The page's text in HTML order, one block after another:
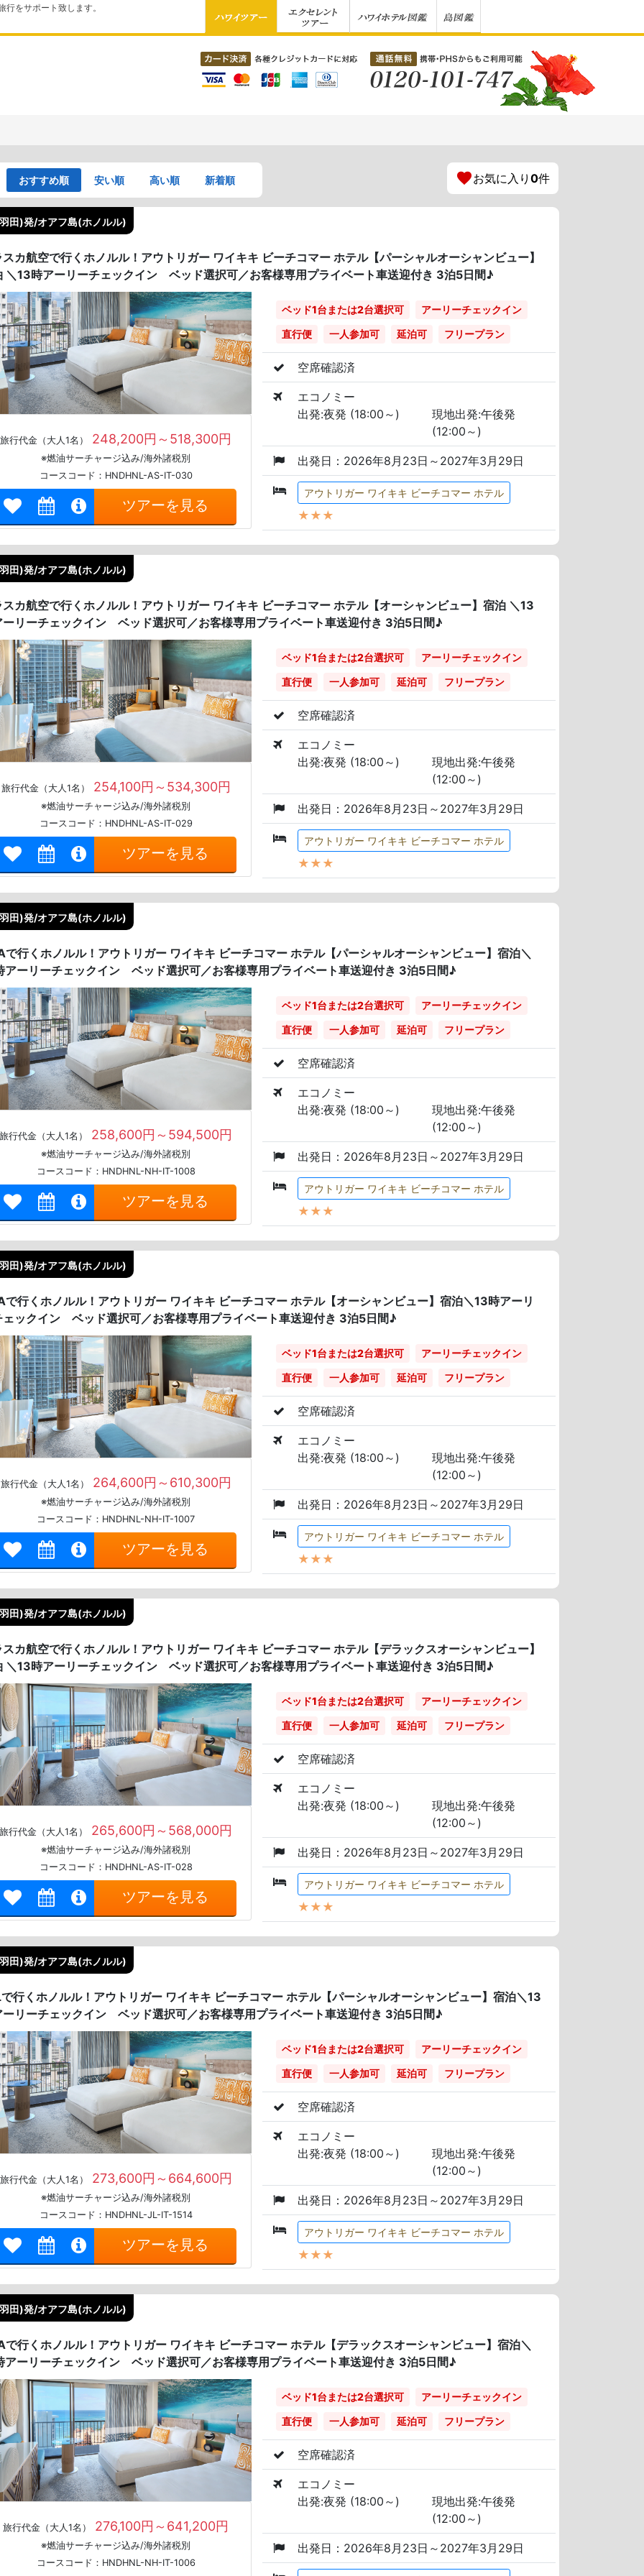
をサポート致します。
おすすめ順 安い順 高い順 新着順 お気に入り 0件
田)発/オアフ島(ホノルル)
カ航空で行くホノルル！アウトリガー ワイキキ ビーチコマー ホテル【パーシャルオーシャンビュー】
＼13時アーリーチェックイン ベッド選択可／お客様専用プライベート車送迎付き 3泊5日間♪
旅行代金（大人1名） 248,200円～518,300円
※燃油サーチャージ込み/海外諸税別
コースコード：HNDHNL-AS-IT-030
ツアーを見る
ベッド1台または2台選択可
アーリーチェックイン
直行便
一人参加可 延泊可 フリープラン
空席確認済
エコノミー
出発:夜発 (18:00～)
現地出発:午後発
(12:00～)
出発日：2026年8月23日～2027年3月29日
アウトリガー ワイキキ ビーチコマー ホテル
★★★
田)発/オアフ島(ホノルル)
スカ航空で行くホノルル！アウトリガー ワイキキ ビーチコマー ホテル【オーシャンビュー】宿泊 ＼13
ーリーチェックイン ベッド選択可／お客様専用プライベート車送迎付き 3泊5日間♪
旅行代金（大人1名） 254,100円～534,300円
※燃油サーチャージ込み/海外諸税別
コースコード：HNDHNL-AS-IT-029
ツアーを見る
ベッド1台または2台選択可
アーリーチェックイン
直行便
一人参加可 延泊可 フリープラン
空席確認済
エコノミー
出発:夜発 (18:00～)
現地出発:午後発
(12:00～)
出発日：2026年8月23日～2027年3月29日
アウトリガー ワイキキ ビーチコマー ホテル
★★★
田)発/オアフ島(ホノルル)
で行くホノルル！アウトリガー ワイキキ ビーチコマー ホテル【パーシャルオーシャンビュー】宿泊＼
アーリーチェックイン ベッド選択可／お客様専用プライベート車送迎付き 3泊5日間♪
旅行代金（大人1名） 258,600円～594,500円
※燃油サーチャージ込み/海外諸税別
コースコード：HNDHNL-NH-IT-1008
ツアーを見る
ベッド1台または2台選択可
アーリーチェックイン
直行便
一人参加可 延泊可 フリープラン
空席確認済
エコノミー
出発:夜発 (18:00～)
現地出発:午後発
(12:00～)
出発日：2026年8月23日～2027年3月29日
アウトリガー ワイキキ ビーチコマー ホテル
★★★
田)発/オアフ島(ホノルル)
で行くホノルル！アウトリガー ワイキキ ビーチコマー ホテル【オーシャンビュー】宿泊＼13時アーリ
ェックイン ベッド選択可／お客様専用プライベート車送迎付き 3泊5日間♪
旅行代金（大人1名） 264,600円～610,300円
※燃油サーチャージ込み/海外諸税別
コースコード：HNDHNL-NH-IT-1007
ツアーを見る
ベッド1台または2台選択可
アーリーチェックイン
直行便
一人参加可 延泊可 フリープラン
空席確認済
エコノミー
出発:夜発 (18:00～)
現地出発:午後発
(12:00～)
出発日：2026年8月23日～2027年3月29日
アウトリガー ワイキキ ビーチコマー ホテル
★★★
田)発/オアフ島(ホノルル)
カ航空で行くホノルル！アウトリガー ワイキキ ビーチコマー ホテル【デラックスオーシャンビュー】
＼13時アーリーチェックイン ベッド選択可／お客様専用プライベート車送迎付き 3泊5日間♪
旅行代金（大人1名） 265,600円～568,000円
※燃油サーチャージ込み/海外諸税別
コースコード：HNDHNL-AS-IT-028
ツアーを見る
ベッド1台または2台選択可
アーリーチェックイン
直行便
一人参加可 延泊可 フリープラン
空席確認済
エコノミー
出発:夜発 (18:00～)
現地出発:午後発
(12:00～)
出発日：2026年8月23日～2027年3月29日
アウトリガー ワイキキ ビーチコマー ホテル
★★★
田)発/オアフ島(ホノルル)
行くホノルル！アウトリガー ワイキキ ビーチコマー ホテル【パーシャルオーシャンビュー】宿泊＼13
ーリーチェックイン ベッド選択可／お客様専用プライベート車送迎付き 3泊5日間♪
旅行代金（大人1名） 273,600円～664,600円
※燃油サーチャージ込み/海外諸税別
コースコード：HNDHNL-JL-IT-1514
ツアーを見る
ベッド1台または2台選択可
アーリーチェックイン
直行便
一人参加可 延泊可 フリープラン
空席確認済
エコノミー
出発:夜発 (18:00～)
現地出発:午後発
(12:00～)
出発日：2026年8月23日～2027年3月29日
アウトリガー ワイキキ ビーチコマー ホテル
★★★
田)発/オアフ島(ホノルル)
で行くホノルル！アウトリガー ワイキキ ビーチコマー ホテル【デラックスオーシャンビュー】宿泊＼
アーリーチェックイン ベッド選択可／お客様専用プライベート車送迎付き 3泊5日間♪
旅行代金（大人1名） 276,100円～641,200円
※燃油サーチャージ込み/海外諸税別
コースコード：HNDHNL-NH-IT-1006
ベッド1台または2台選択可
アーリーチェックイン
直行便
一人参加可 延泊可 フリープラン
空席確認済
エコノミー
出発:夜発 (18:00～)
現地出発:午後発
(12:00～)
出発日：2026年8月23日～2027年3月29日